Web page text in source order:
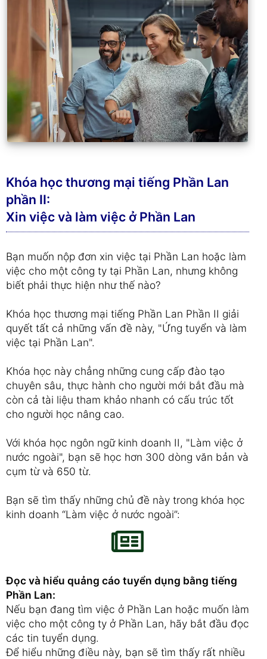
Khóa học thương mại tiếng Phần Lan
phần II:
Xin việc và làm việc ở Phần Lan
Bạn muốn nộp đơn xin việc tại Phần Lan hoặc làm
việc cho một công ty tại Phần Lan, nhưng không
biết phải thực hiện như thế nào?
Khóa học thương mại tiếng Phần Lan Phần II giải
quyết tất cả những vấn đề này, "Ứng tuyển và làm
việc tại Phần Lan".
Khóa học này chẳng những cung cấp đào tạo
chuyên sâu, thực hành cho người mới bắt đầu mà
còn cả tài liệu tham khảo nhanh có cấu trúc tốt
cho người học nâng cao.
Với khóa học ngôn ngữ kinh doanh II, "Làm việc ở
nước ngoài", bạn sẽ học hơn 300 dòng văn bản và
cụm từ và 650 từ.
Bạn sẽ tìm thấy những chủ đề này trong khóa học
kinh doanh “Làm việc ở nước ngoài”:
Đọc và hiểu quảng cáo tuyển dụng bằng tiếng
Phần Lan:
Nếu bạn đang tìm việc ở Phần Lan hoặc muốn làm
việc cho một công ty ở Phần Lan, hãy bắt đầu đọc
các tin tuyển dụng.
Để hiểu những điều này, bạn sẽ tìm thấy rất nhiều